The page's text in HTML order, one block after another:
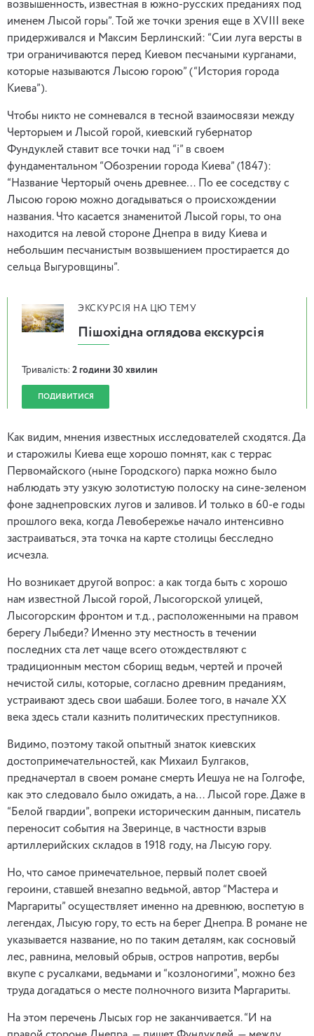
возвышенность, известная в южно-русских преданиях под
именем Лысой горы”. Той же точки зрения еще в XVIII веке
придерживался и Максим Берлинский: “Сии луга версты в
три ограничиваются перед Киевом песчаными курганами,
которые называются Лысою горою” (“История города
Киева”).
Чтобы никто не сомневался в тесной взаимосвязи между
Черторыем и Лысой горой, киевский губернатор
Фундуклей ставит все точки над “і” в своем
фундаментальном “Обозрении города Киева” (1847):
“Название Черторый очень древнее… По ее соседству с
Лысою горою можно догадываться о происхождении
названия. Что касается знаменитой Лысой горы, то она
находится на левой стороне Днепра в виду Киева и
небольшим песчанистым возвышением простирается до
сельца Выгуровщины”.
ЭКСКУРСІЯ НА ЦЮ ТЕМУ
Пішохідна оглядова екскурсія
Тривалість: 2 години 30 хвилин
ПОДИВИТИСЯ
Как видим, мнения известных исследователей сходятся. Да
и старожилы Киева еще хорошо помнят, как с террас
Первомайского (ныне Городского) парка можно было
наблюдать эту узкую золотистую полоску на сине-зеленом
фоне заднепровских лугов и заливов. И только в 60-е годы
прошлого века, когда Левобережье начало интенсивно
застраиваться, эта точка на карте столицы бесследно
исчезла.
Но возникает другой вопрос: а как тогда быть с хорошо
нам известной Лысой горой, Лысогорской улицей,
Лысогорским фронтом и т.д., расположенными на правом
берегу Лыбеди? Именно эту местность в течении
последних ста лет чаще всего отождествляют с
традиционным местом сборищ ведьм, чертей и прочей
нечистой силы, которые, согласно древним преданиям,
устраивают здесь свои шабаши. Более того, в начале ХХ
века здесь стали казнить политических преступников.
Видимо, поэтому такой опытный знаток киевских
достопримечательностей, как Михаил Булгаков,
предначертал в своем романе смерть Иешуа не на Голгофе,
как это следовало было ожидать, а на… Лысой горе. Даже в
“Белой гвардии”, вопреки историческим данным, писатель
переносит события на Зверинце, в частности взрыв
артиллерийских складов в 1918 году, на Лысую гору.
Но, что самое примечательное, первый полет своей
героини, ставшей внезапно ведьмой, автор “Мастера и
Маргариты” осуществляет именно на древнюю, воспетую в
легендах, Лысую гору, то есть на берег Днепра. В романе не
указывается название, но по таким деталям, как сосновый
лес, равнина, меловый обрыв, остров напротив, вербы
вкупе с русалками, ведьмами и “козлоногими”, можно без
труда догадаться о месте полночного визита Маргариты.
На этом перечень Лысых гор не заканчивается. “И на